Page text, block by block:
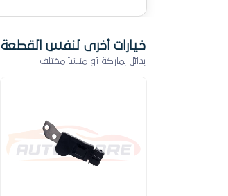
خيارات أخرى لنفس القطعة
بدائل بماركة أو منشأ مختلف